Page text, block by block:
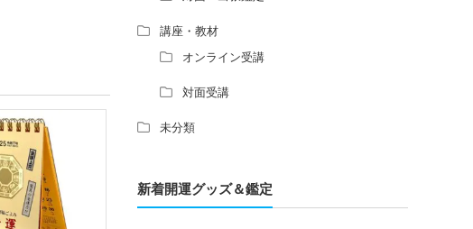
講座・教材
オンライン受講
対面受講
未分類
新着開運グッズ＆鑑定